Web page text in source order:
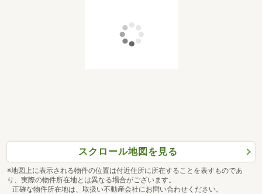
スクロール地図を見る
※地図上に表示される物件の位置は付近住所に所在することを表すものであ
り、実際の物件所在地とは異なる場合がございます。
正確な物件所在地は、取扱い不動産会社にお問い合わせください。